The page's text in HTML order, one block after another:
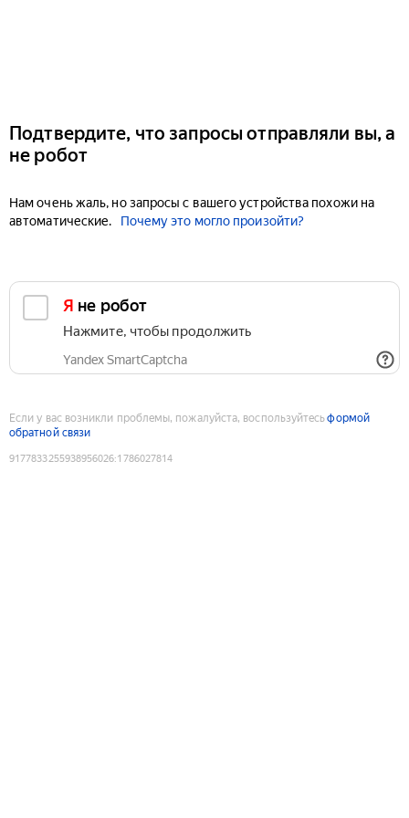
Подтвердите, что запросы отправляли вы, а
не робот
Нам очень жаль, но запросы с вашего устройства похожи на
автоматические.
Почему это могло произойти?
Я не робот
Нажмите, чтобы продолжить
Yandex SmartCaptcha
Если у вас возникли проблемы, пожалуйста, воспользуйтесьформой
обратной связи
9177833255938956026:1786027814